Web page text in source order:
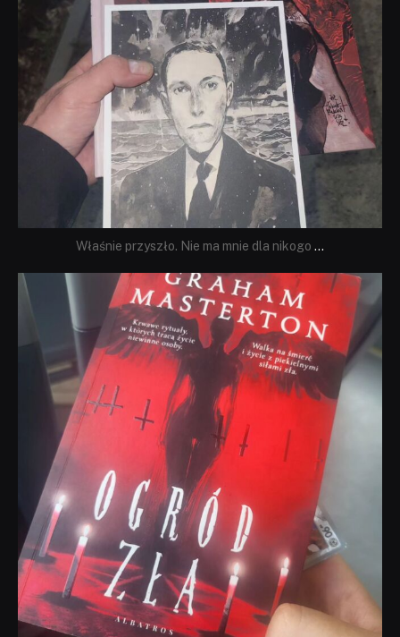
Właśnie przyszło. Nie ma mnie dla nikogo ...
dobryhorror
Sie 23